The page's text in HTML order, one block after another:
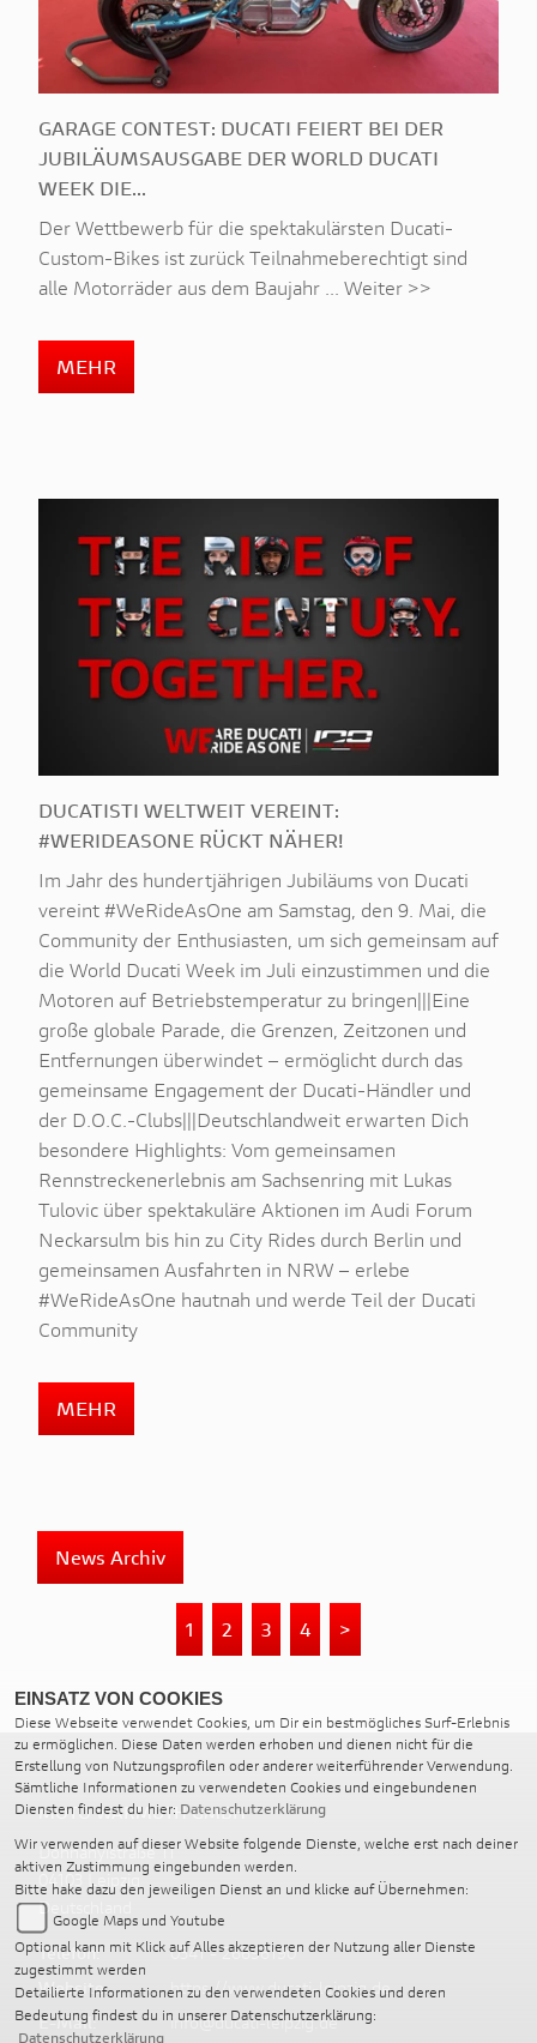
GARAGE CONTEST: DUCATI FEIERT BEI DER
JUBILÄUMSAUSGABE DER WORLD DUCATI
WEEK DIE...
Der Wettbewerb für die spektakulärsten Ducati-
Custom-Bikes ist zurück Teilnahmeberechtigt sind
alle Motorräder aus dem Baujahr ... Weiter >>
MEHR
DUCATISTI WELTWEIT VEREINT:
#WERIDEASONE RÜCKT NÄHER!
Im Jahr des hundertjährigen Jubiläums von Ducati
vereint #WeRideAsOne am Samstag, den 9. Mai, die
Community der Enthusiasten, um sich gemeinsam auf
die World Ducati Week im Juli einzustimmen und die
Motoren auf Betriebstemperatur zu bringen|||Eine
große globale Parade, die Grenzen, Zeitzonen und
Entfernungen überwindet – ermöglicht durch das
gemeinsame Engagement der Ducati-Händler und
der D.O.C.-Clubs|||Deutschlandweit erwarten Dich
besondere Highlights: Vom gemeinsamen
Rennstreckenerlebnis am Sachsenring mit Lukas
Tulovic über spektakuläre Aktionen im Audi Forum
Neckarsulm bis hin zu City Rides durch Berlin und
gemeinsamen Ausfahrten in NRW – erlebe
#WeRideAsOne hautnah und werde Teil der Ducati
Community
MEHR
News Archiv
1 2 3 4 >
MOTO WARMUTH GMBH
Dohnanyistraße 11
04103 Leipzig
Deutschland
Telefon:
0341 - 26696190
Website:
https://www.ducati-leipzig.de
E-Mail:
info@ducati-leipzig.de
EINSATZ VON COOKIES
Diese Webseite verwendet Cookies, um Dir ein bestmögliches Surf-Erlebnis
zu ermöglichen. Diese Daten werden erhoben und dienen nicht für die
Erstellung von Nutzungsprofilen oder anderer weiterführender Verwendung.
Sämtliche Informationen zu verwendeten Cookies und eingebundenen
Diensten findest du hier: Datenschutzerklärung
Wir verwenden auf dieser Website folgende Dienste, welche erst nach deiner
aktiven Zustimmung eingebunden werden.
Bitte hake dazu den jeweiligen Dienst an und klicke auf Übernehmen:
Google Maps und Youtube
Optional kann mit Klick auf Alles akzeptieren der Nutzung aller Dienste
zugestimmt werden
Detailierte Informationen zu den verwendeten Cookies und deren
Bedeutung findest du in unserer Datenschutzerklärung:
Datenschutzerklärung